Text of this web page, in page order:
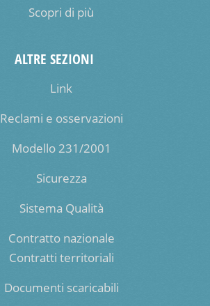
Scopri di più
ALTRE SEZIONI
Link
Reclami e osservazioni
Modello 231/2001
Sicurezza
Sistema Qualità
Contratto nazionale
Contratti territoriali
Documenti scaricabili